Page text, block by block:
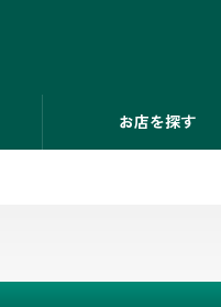
お店を探す